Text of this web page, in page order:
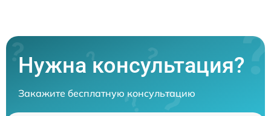
Нужна консультация?
Закажите бесплатную консультацию